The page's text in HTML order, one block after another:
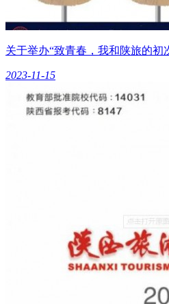
关于举办“致青春，我和陕旅的初
2023-11-15